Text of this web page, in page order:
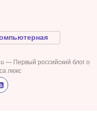
— Первый российский блог о
люкс